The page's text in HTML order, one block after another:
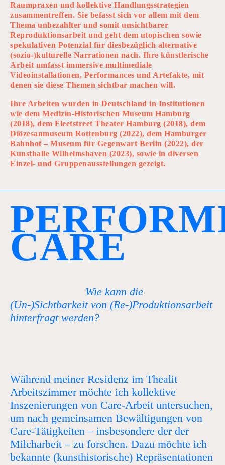
Raumpraxen und kollektive Handlungsstrategien
zusammentreffen. Sie befasst sich vor allem mit dem
Thema unbezahlter und somit unsichtbarer
Reproduktionsarbeit und geht dem utopischen sowie
spekulativen Potenzial für diesbezüglich alternative
(sozio-)kulturelle Narrationen nach. Ihre künstlerische
Arbeit umfasst immersive multimediale
Videoinstallationen, Performances und Artefakte, mit
denen sie diese Themen sichtbar machen will.
Ihre Arbeiten wurden in Deutschland in Institutionen
wie dem Medizin-Historischen Museum Hamburg
(2018), dem Fleetstreet Theater Hamburg (2018), dem
Diözesanmuseum Rottenburg (2022), dem Hamburger
Bahnhof – Museum für Gegenwart Berlin (2022), der
Kunsthalle Wilhelmshaven (2023), sowie in diversen
Einzel- und Gruppenausstellungen gezeigt.
PERFORM
CARE
Wie kann die
(Un-)Sichtbarkeit von (Re-)Produktionsarbeit
hinterfragt werden?
Während meiner Residenz im Thealit
Arbeitszimmer möchte ich kollektive
Inszenierungen von Care-Arbeit untersuchen,
um nach gemeinsamen Bewältigungen von
Care-Tätigkeiten – insbesondere der der
Milcharbeit – zu forschen. Dazu möchte ich
bekannte (kunsthistorische) Repräsentationen